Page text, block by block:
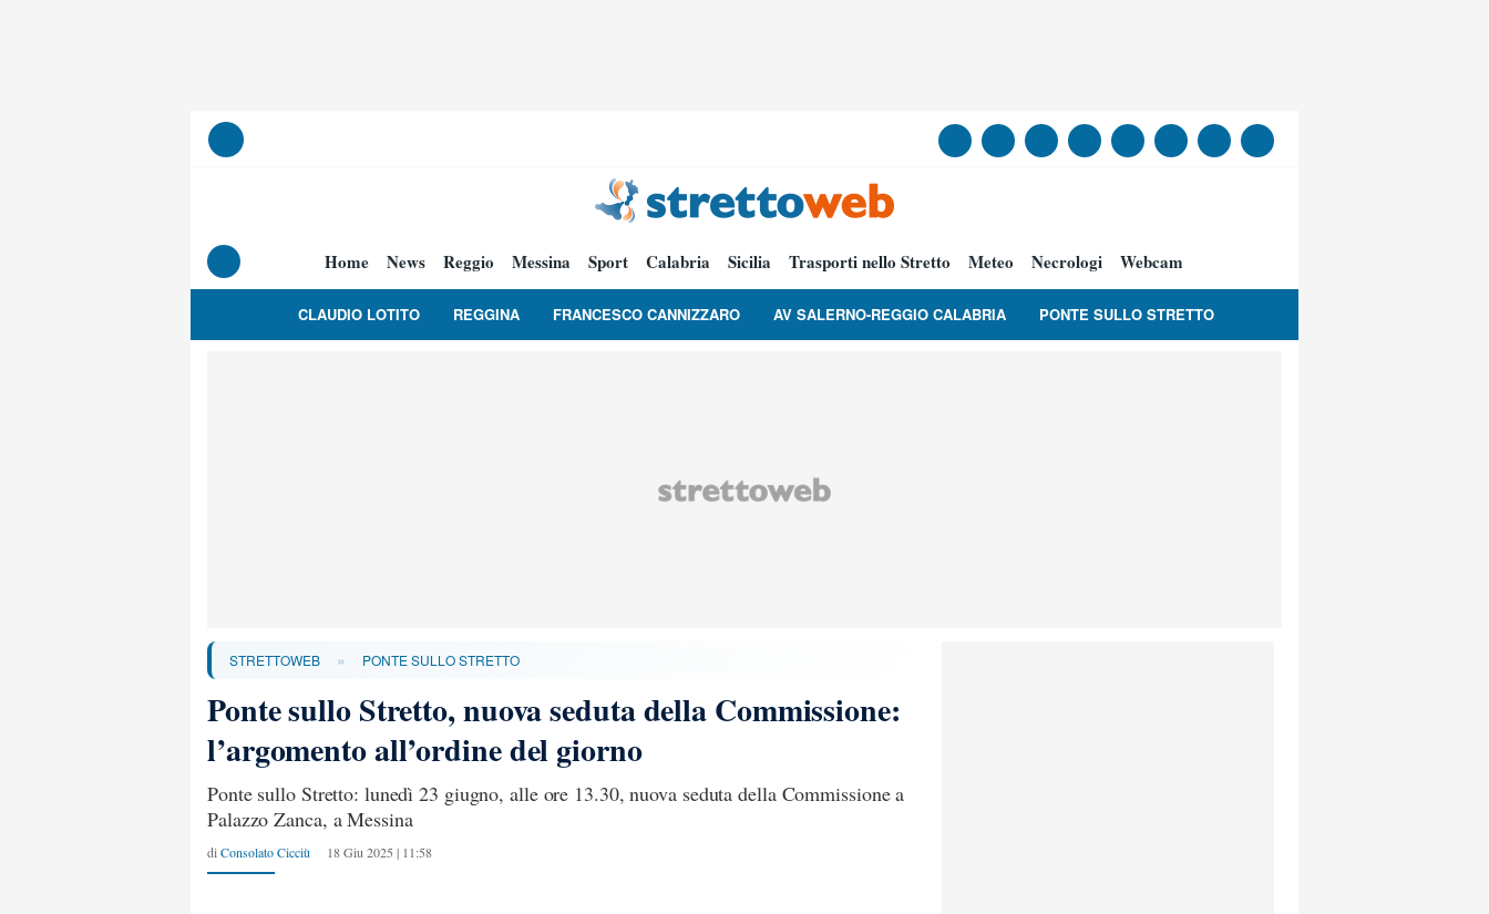
Home News Reggio Messina Sport Calabria Sicilia Trasporti nello Stretto Meteo Necrologi Webcam
CLAUDIO LOTITO REGGINA FRANCESCO CANNIZZARO AV SALERNO-REGGIO CALABRIA PONTE SULLO STRETTO
STRETTOWEB » PONTE SULLO STRETTO
Ponte sullo Stretto, nuova seduta della Commissione:
l’argomento all’ordine del giorno
Ponte sullo Stretto: lunedì 23 giugno, alle ore 13.30, nuova seduta della Commissione a
Palazzo Zanca, a Messina
di Consolato Cicciù 18 Giu 2025 | 11:58